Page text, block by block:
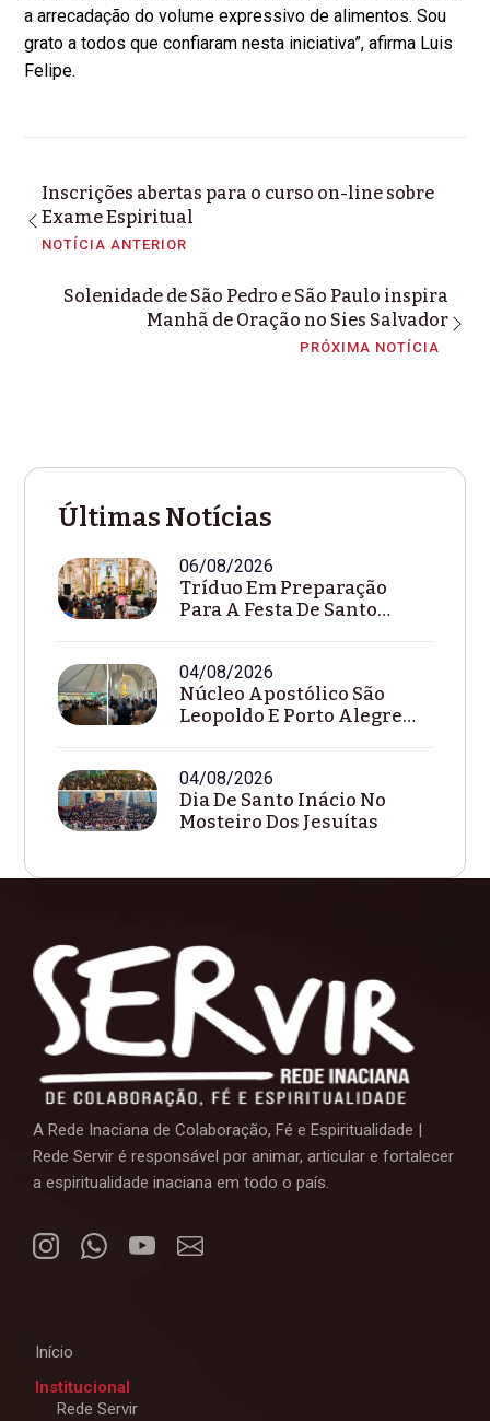
a arrecadação do volume expressivo de alimentos. Sou
grato a todos que confiaram nesta iniciativa”, afirma Luis
Felipe.
Inscrições abertas para o curso on-line sobre
Exame Espiritual
NOTÍCIA ANTERIOR
Solenidade de São Pedro e São Paulo inspira
Manhã de Oração no Sies Salvador
PRÓXIMA NOTÍCIA
Últimas Notícias
Tríduo Em Preparação
Para A Festa De Santo
06/08/2026
Núcleo Apostólico São
Leopoldo E Porto Alegre
04/08/2026
Dia De Santo Inácio No
Mosteiro Dos Jesuítas
04/08/2026
A Rede Inaciana de Colaboração, Fé e Espiritualidade |
Rede Servir é responsável por animar, articular e fortalecer
a espiritualidade inaciana em todo o país.
Início
Institucional
Rede Servir